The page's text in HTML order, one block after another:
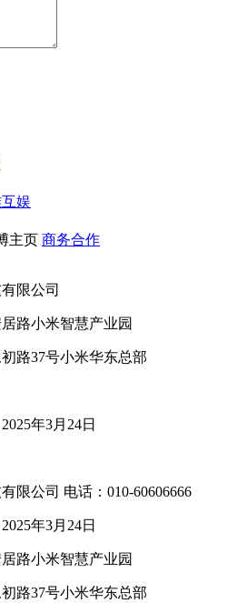
娱
主页 商务合作
限公司
路小米智慧产业园
路37号小米华东总部
年3月24日
限公司 电话：010-60606666
年3月24日
路小米智慧产业园
路37号小米华东总部